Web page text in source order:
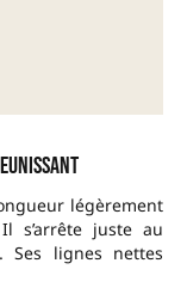
légèrement
s’arrête juste au
Ses lignes nettes